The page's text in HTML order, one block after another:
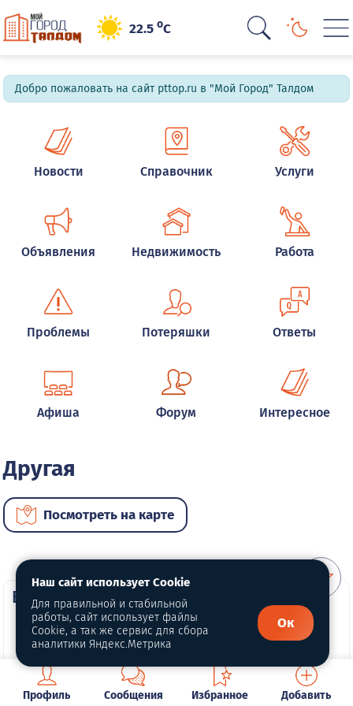
22.5oC
Добро пожаловать на сайт pttop.ru в "Мой Город" Талдом
Новости Справочник Услуги
Объявления Недвижимость Работа
Проблемы Потеряшки Ответы
Афиша Форум Интересное
Другая
Посмотреть на карте
ВИП автомобили
Профиль Сообщения Избранное Добавить
Наш сайт использует Cookie
Для правильной и стабильной
работы, сайт использует файлы
Cookie, а так же сервис для сбора
аналитики Яндекс.Метрика
Ок